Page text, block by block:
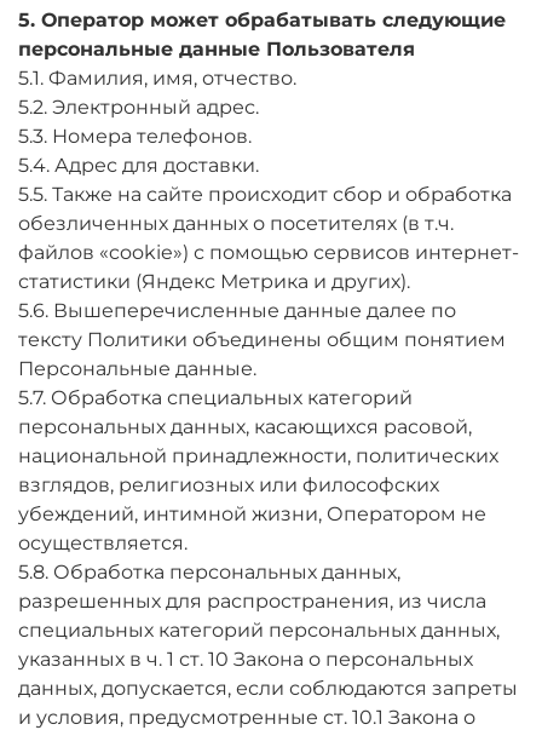
5. Оператор может обрабатывать следующие
персональные данные Пользователя
5.1. Фамилия, имя, отчество.
5.2. Электронный адрес.
5.3. Номера телефонов.
5.4. Адрес для доставки.
5.5. Также на сайте происходит сбор и обработка
обезличенных данных о посетителях (в т.ч.
файлов «cookie») с помощью сервисов интернет-
статистики (Яндекс Метрика и других).
5.6. Вышеперечисленные данные далее по
тексту Политики объединены общим понятием
Персональные данные.
5.7. Обработка специальных категорий
персональных данных, касающихся расовой,
национальной принадлежности, политических
взглядов, религиозных или философских
убеждений, интимной жизни, Оператором не
осуществляется.
5.8. Обработка персональных данных,
разрешенных для распространения, из числа
специальных категорий персональных данных,
указанных в ч. 1 ст. 10 Закона о персональных
данных, допускается, если соблюдаются запреты
и условия, предусмотренные ст. 10.1 Закона о